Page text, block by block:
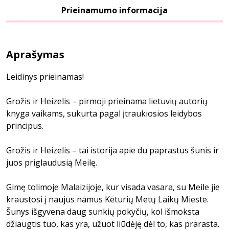
Prieinamumo informacija
Aprašymas
Leidinys prieinamas!
Grožis ir Heizelis – pirmoji prieinama lietuvių autorių
knyga vaikams, sukurta pagal įtraukiosios leidybos
principus.
Grožis ir Heizelis – tai istorija apie du paprastus šunis ir
juos priglaudusią Meilę.
Gimę tolimoje Malaizijoje, kur visada vasara, su Meile jie
kraustosi į naujus namus Keturių Metų Laikų Mieste.
Šunys išgyvena daug sunkių pokyčių, kol išmoksta
džiaugtis tuo, kas yra, užuot liūdėję dėl to, kas prarasta.